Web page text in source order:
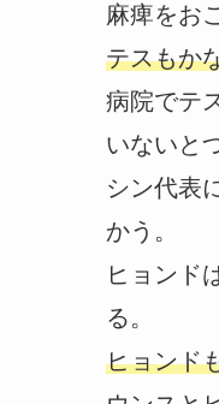
麻痺をお
テスもか
病院でテ
いないと
シン代表
かう。
ヒョンド
る。
ヒョンド